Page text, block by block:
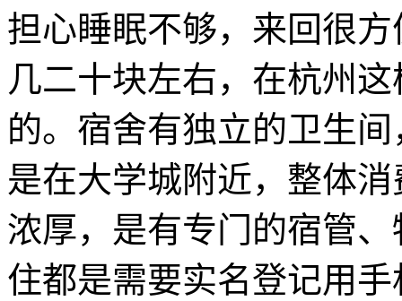
担心睡眠不够，来回很
几二十块左右，在杭州
的。宿舍有独立的卫生
是在大学城附近，整体
浓厚，是有专门的宿管
住都是需要实名登记用